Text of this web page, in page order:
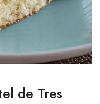
de Tres